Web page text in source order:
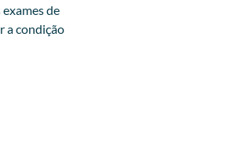
de
a condição